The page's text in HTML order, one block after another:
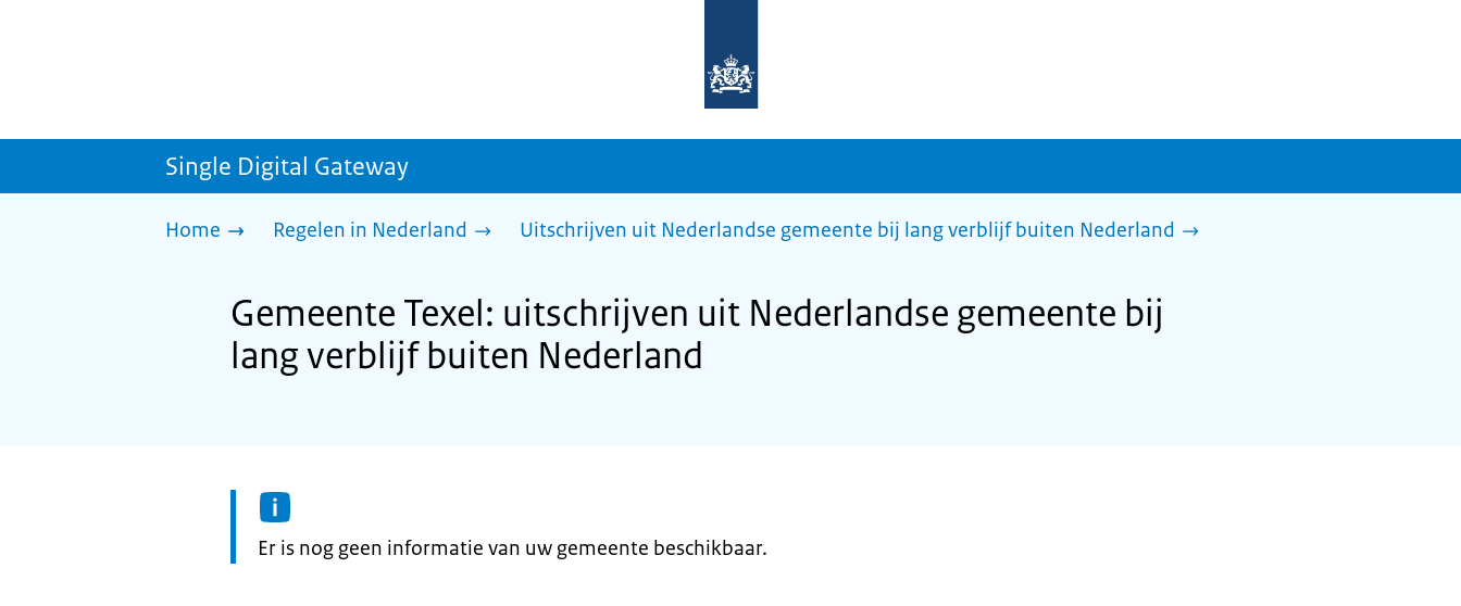
homepage
sdg.rijksoverheid.nl
Single Digital Gateway
Home Regelen in Nederland Uitschrijven uit Nederlandse gemeente bij lang verblijf buiten Nederland
Gemeente Texel: uitschrijven uit Nederlandse gemeente bij
lang verblijf buiten Nederland
Informatie:
Er is nog geen informatie van uw gemeente beschikbaar.